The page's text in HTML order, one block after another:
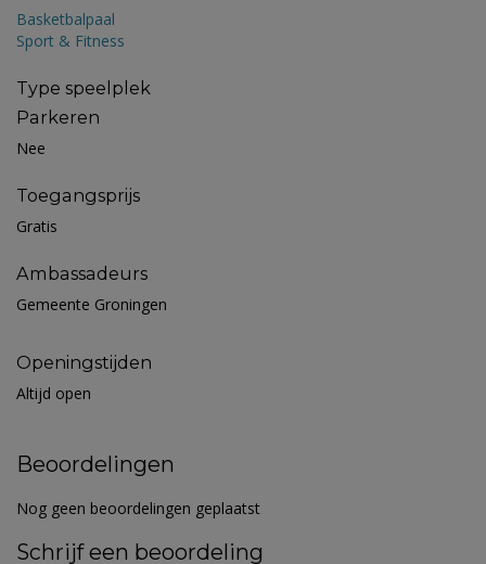
Basketbalpaal
Sport & Fitness
Type speelplek
Parkeren
Nee
Toegangsprijs
Gratis
Ambassadeurs
Gemeente Groningen
Openingstijden
Altijd open
Beoordelingen
Nog geen beoordelingen geplaatst
Schrijf een beoordeling